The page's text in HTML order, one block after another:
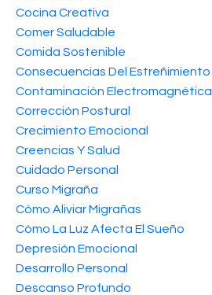
Cocina Creativa
Comer Saludable
Comida Sostenible
Consecuencias Del Estreñimiento
Contaminación Electromagnética
Corrección Postural
Crecimiento Emocional
Creencias Y Salud
Cuidado Personal
Curso Migraña
Cómo Aliviar Migrañas
Cómo La Luz Afecta El Sueño
Depresión Emocional
Desarrollo Personal
Descanso Profundo